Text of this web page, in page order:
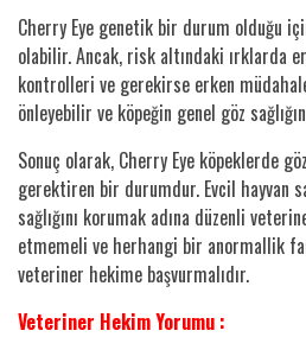
Cherry Eye genetik bir durum olduğu
olabilir. Ancak, risk altındaki ırklarda
kontrolleri ve gerekirse erken
önleyebilir ve köpeğin genel göz
Sonuç olarak, Cherry Eye köpeklerde
gerektiren bir durumdur. Evcil hayvan
sağlığını korumak adına düzenli
etmemeli ve herhangi bir anormallik
veteriner hekime başvurmalıdır.
Veteriner Hekim Yorumu :